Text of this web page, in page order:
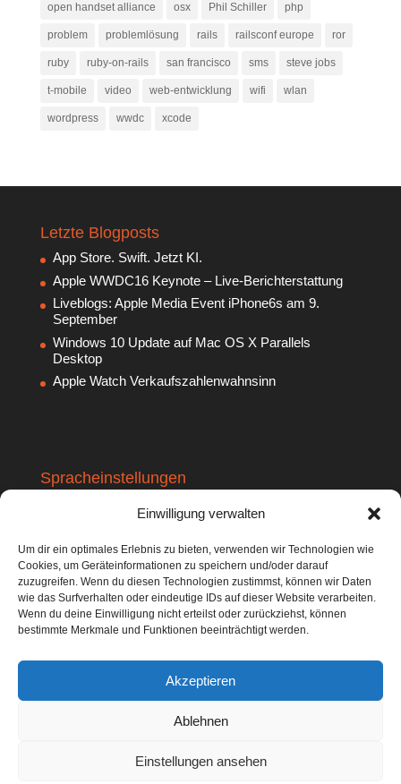
Einwilligung verwalten
Um dir ein optimales Erlebnis zu bieten, verwenden wir Technologien wie
Cookies, um Geräteinformationen zu speichern und/oder darauf
zuzugreifen. Wenn du diesen Technologien zustimmst, können wir Daten
wie das Surfverhalten oder eindeutige IDs auf dieser Website verarbeiten.
Wenn du deine Einwilligung nicht erteilst oder zurückziehst, können
bestimmte Merkmale und Funktionen beeinträchtigt werden.
Akzeptieren
Ablehnen
Einstellungen ansehen
open handset alliance osx Phil Schiller php
problem problemlösung rails railsconf europe ror
ruby ruby-on-rails san francisco sms steve jobs
t-mobile video web-entwicklung wifi wlan
wordpress wwdc xcode
Letzte Blogposts
App Store. Swift. Jetzt KI.
Apple WWDC16 Keynote – Live-Berichterstattung
Liveblogs: Apple Media Event iPhone6s am 9.
September
Windows 10 Update auf Mac OS X Parallels
Desktop
Apple Watch Verkaufszahlenwahnsinn
Spracheinstellungen
codedifferent iOS-Apps
CompareMe
Shopping Calculator